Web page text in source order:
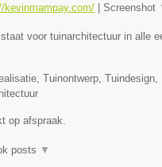
kevinmampay.com/ Screenshot
voor tuinarchitectuur in alle
Tuinontwerp, Tuindesign,
op afspraak.
posts ▼